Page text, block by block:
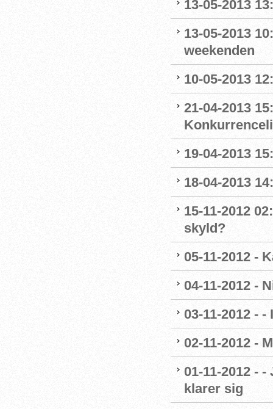
13-05-2013
13-05-2013
weekenden
10-05-2013
21-04-2013
19-04-2013
18-04-2013
15-11-2012
skyld?
05-11-2012 -
04-11-2012 -
03-11-2012 -
02-11-2012 -
01-11-2012 -
klarer sig